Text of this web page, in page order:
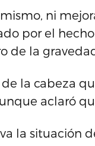
ni
por el
de la
la cabeza
aclaró
la situación